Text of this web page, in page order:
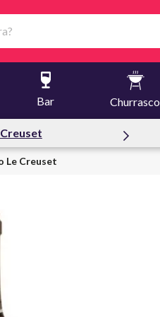
Bar Churrasco
Le Creuset